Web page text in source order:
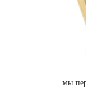
мы